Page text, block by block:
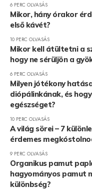
6 PERC OLVASÁS
Mikor, hány órakor
első kávét?
10 PERC OLVASÁS
Mikor kell átültetni a
hogy ne sérüljön a
6 PERC OLVASÁS
Milyen jótékony
diópálinkának, és
egészséget?
10 PERC OLVASÁS
A világ sörei – 7
érdemes
9 PERC OLVASÁS
Organikus pamut
hagyományos pamut
különbség?